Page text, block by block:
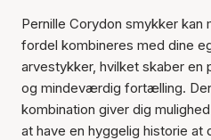
Pernille Corydon smykker kan
fordel kombineres med dine
arvestykker, hvilket skaber en
og mindeværdig fortælling.
kombination giver dig
at have en hyggelig historie at